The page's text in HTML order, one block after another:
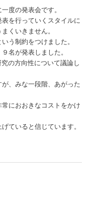
度の発表会です。
を行っていくスタイルに
くいきません。
う制約をつけました。
名が発表しました。
の方向性について議論し
、みな一段階、あがった
におおきなコストをかけ
ていると信じています。